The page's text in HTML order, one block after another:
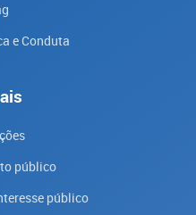
e Conduta
público
público